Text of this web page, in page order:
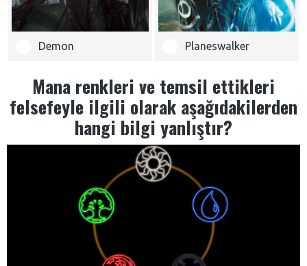
Demon Planeswalker
Mana renkleri ve temsil ettikleri
felsefeyle ilgili olarak aşağıdakilerden
hangi bilgi yanlıştır?